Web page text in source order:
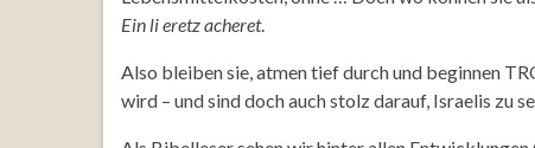
Ein li eretz acheret.
Also bleiben sie, atmen tief durch und beginnen
wird – und sind doch auch stolz darauf, Israelis zu